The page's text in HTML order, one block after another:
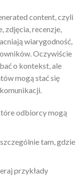
content, czyli
zdjęcia, recenzje,
wiarygodność,
Oczywiście
o kontekst, ale
mogą stać się
odbiorcy mogą
, szczególnie tam, gdzie
przykłady